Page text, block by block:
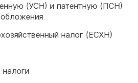
(УСН) и патентную (ПСН)
налог (ЕСХН)